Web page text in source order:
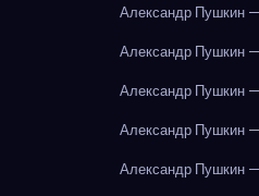
Александр Пушкин
Александр Пушкин
Александр Пушкин
Александр Пушкин
Александр Пушкин